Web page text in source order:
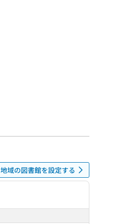
地域の図書館を設定する